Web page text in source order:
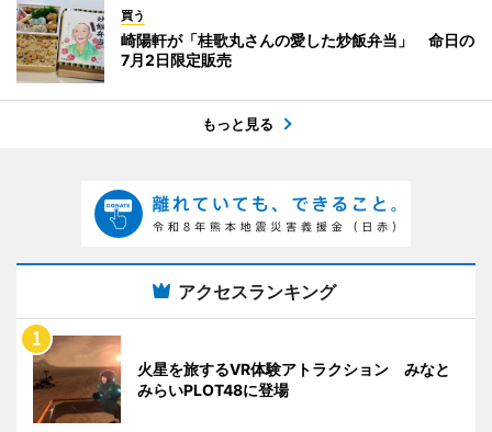
買う
崎陽軒が「桂歌丸さんの愛した炒飯弁当」 命日の
7月2日限定販売
もっと見る
アクセスランキング
火星を旅するVR体験アトラクション みなと
みらいPLOT48に登場